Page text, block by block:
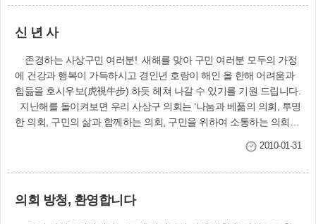
초자치단체, 교육기관에 대한 동시 지방선거가 실
시되는 해이기에 구의회 활동 및 운영에도 많은 애
로사항이 있을 것으로 예상되나 새해 1월 4일 열린
신년 인사회에서 의원들은 구민이 우리 구의회에
부여한 의무인 집행부에 대한 견제와 감시의 역할
을 충실히 수행해 나갈 것을 다짐했다. 〈사상구의
신 년 사
에 건강과 행복이 가득하시고 경인년 호랑이 해인 올 한해 어려움과
힘듦을 호시우보(虎視牛步) 하듯 헤쳐 나갈 수 있기를 기원 드립니다.
지난해를 돌이켜보면 우리 사상구 의회는 ‘나눔과 베풂의 의회, 투명
한 의회, 구민의 삶과 함께하는 의회, 구민을 위하여 소통하는 의회,
격조 있는 지방자치의 실현을 위해 몸을 낮추고 사회적 약자의 눈높
물론 아직 구민 여러분의 기대에 미치지 못하는 부분도 있으리라 생
2010-01-31
의회 방청, 환영합니다